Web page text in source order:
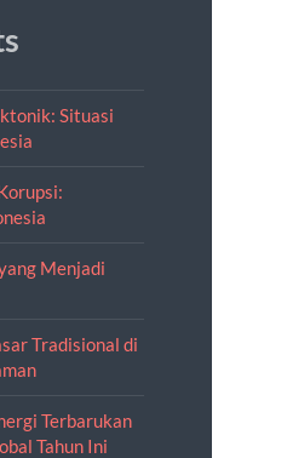
Situasi
Menjadi
Tradisional di
Terbarukan
Tahun Ini